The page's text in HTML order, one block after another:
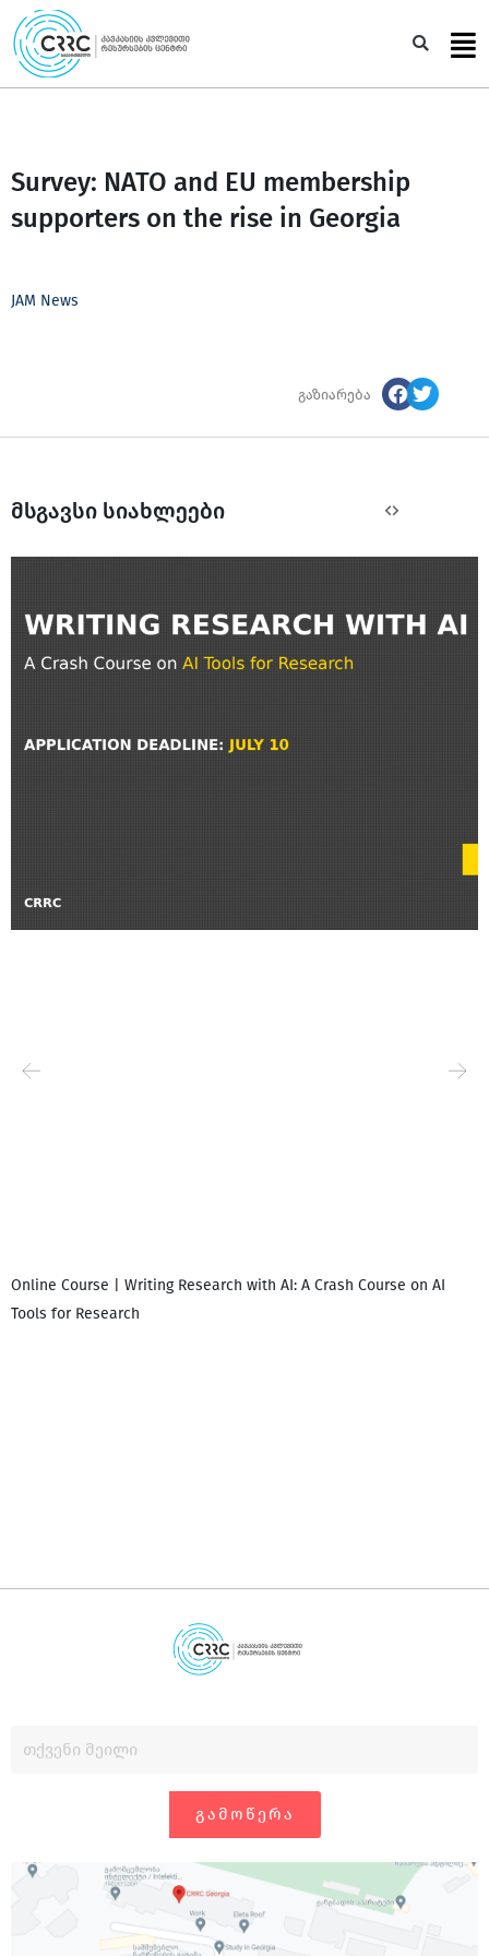
Skip
to
content
Survey: NATO and EU membership
supporters on the rise in Georgia
JAM News
გაზიარება
მსგავსი სიახლეები
Online Course | Writing Research with AI: A Crash Course on AI
Tools for Research
ᲒᲐᲛᲝᲬᲔᲠᲐ